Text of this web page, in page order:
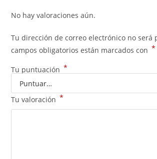
No hay valoraciones aún.
Tu dirección de correo electrónico no será
campos obligatorios están marcados con *
Tu puntuación *
Tu valoración *